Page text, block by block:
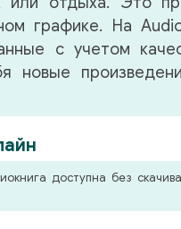
графике. На
с учетом
новые
доступна без